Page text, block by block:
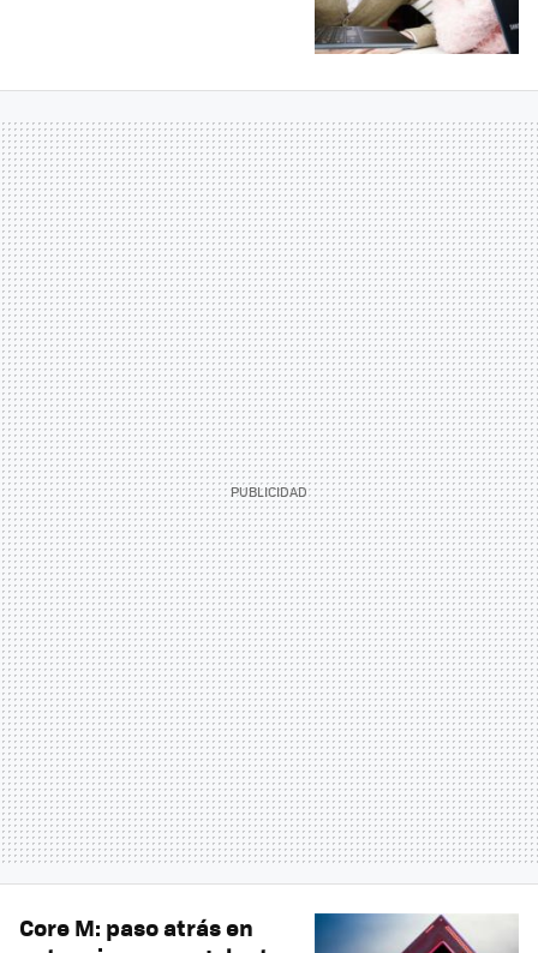
Core M: paso atrás en